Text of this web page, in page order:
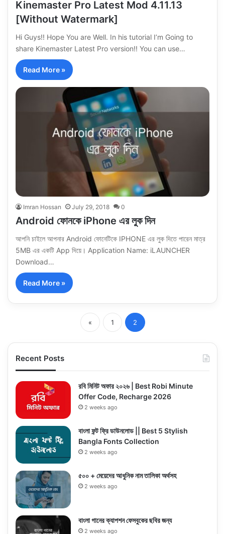
Kinemaster Pro Latest Mod 4.11.13
[Without Watermark]
Hi Guys!! Hope You are Well. In his tutorial I’m Going to
share Kinemaster Latest Pro version!! You can use…
Read More »
Imran Hossan July 29, 2018 0
Android ফোনকে iPhone এর লুক দিন
আপনি চাইলে আপনার Android ফোনেটিকে IPHONE এর লুক দিতে পারেন মাত্র
5MB এর একটি App দিয়ে। Application Name: iLAUNCHER
Download…
Read More »
« 1 2
Recent Posts
রবি মিনিট অফার ২০২৬ | Best Robi Minute
Offer Code, Recharge 2026
2 weeks ago
বাংলা ফন্ট ফ্রি ডাউনলোড || Best 5 Stylish
Bangla Fonts Collection
2 weeks ago
৫০০ + মেয়েদের আধুনিক নাম তালিকা অর্থসহ
2 weeks ago
বাংলা গানের ক্যাপশন ফেসবুকের ছবির জন্য
2 weeks ago